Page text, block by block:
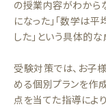
の授業内容がわから
になった」「数学は
した」という具体的
受験対策では、お子
める個別プランを作
点を当てた指導によ